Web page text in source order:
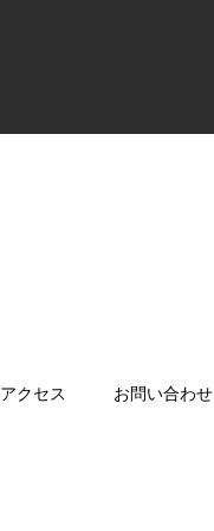
アクセス お問い合わせ